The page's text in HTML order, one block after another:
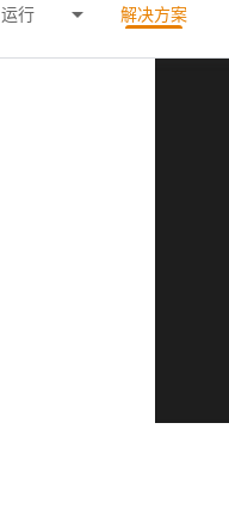
运行 解决方案